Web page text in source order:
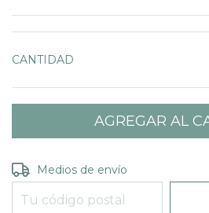
CANTIDAD
Entregas para el CP:
Medios de envío